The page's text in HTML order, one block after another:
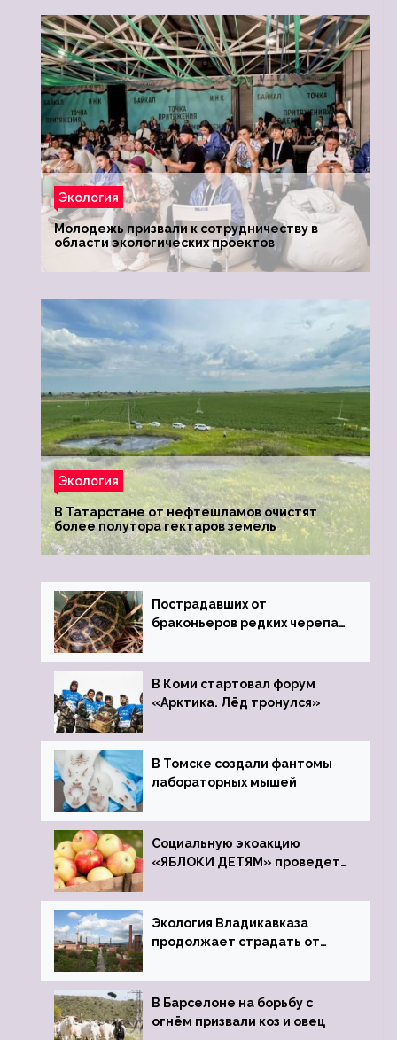
Экология
Молодежь призвали к сотрудничеству в
области экологических проектов
Экология
В Татарстане от нефтешламов очистят
более полутора гектаров земель
Пострадавших от
браконьеров редких черепах
зоопарк
В Коми стартовал форум
«Арктика. Лёд тронулся»
В Томске создали фантомы
лабораторных мышей
Социальную экоакцию
«ЯБЛОКИ ДЕТЯМ» проведет
Экология Владикавказа
продолжает страдать от
В Барселоне на борьбу с
огнём призвали коз и овец